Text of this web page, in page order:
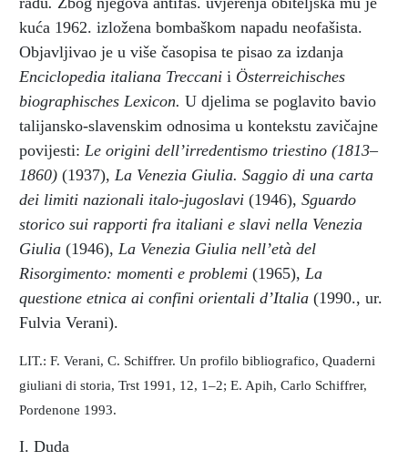
kuća 1962. izložena bombaškom napadu neofašista.
Objavljivao je u više časopisa te pisao za izdanja
Enciclopedia italiana Treccani i Österreichisches
biographisches Lexicon. U djelima se poglavito bavio
talijansko-slavenskim odnosima u kontekstu zavičajne
povijesti: Le origini dell’irredentismo triestino (1813–
1860) (1937), La Venezia Giulia. Saggio di una carta
dei limiti nazionali italo-jugoslavi (1946), Sguardo
storico sui rapporti fra italiani e slavi nella Venezia
Giulia (1946), La Venezia Giulia nell’età del
Risorgimento: momenti e problemi (1965), La
questione etnica ai confini orientali d’Italia (1990., ur.
Fulvia Verani).
LIT.: F. Verani, C. Schiffrer. Un profilo bibliografico, Quaderni
giuliani di storia, Trst 1991, 12, 1–2; E. Apih, Carlo Schiffrer,
Pordenone 1993.
I. Duda